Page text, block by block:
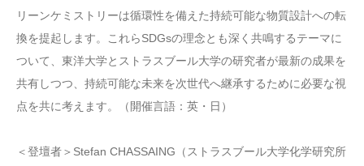
リーンケミストリーは循環性を備えた持続可能な物質設計への転
換を提起します。これらSDGsの理念とも深く共鳴するテーマに
ついて、東洋大学とストラスブール大学の研究者が最新の成果を
共有しつつ、持続可能な未来を次世代へ継承するために必要な視
点を共に考えます。（開催言語：英・日）
＜登壇者＞Stefan CHASSAING（ストラスブール大学化学研究所